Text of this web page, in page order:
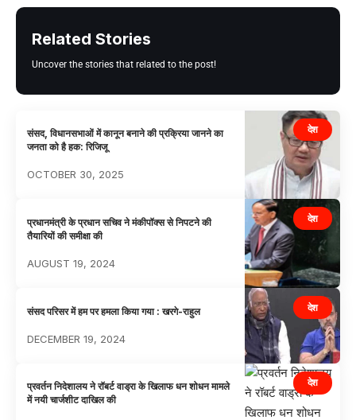
Related Stories
Uncover the stories that related to the post!
देश
संसद, विधानसभाओं में कानून बनाने की प्रक्रिया जानने का
जनता को है हक: रिजिजू
OCTOBER 30, 2025
देश
प्रधानमंत्री के प्रधान सचिव ने मंकीपॉक्स से निपटने की
तैयारियों की समीक्षा की
AUGUST 19, 2024
देश
संसद परिसर में हम पर हमला किया गया : खरगे-राहुल
DECEMBER 19, 2024
देश
प्रवर्तन निदेशालय ने रॉबर्ट वाड्रा के खिलाफ धन शोधन मामले
में नयी चार्जशीट दाखिल की